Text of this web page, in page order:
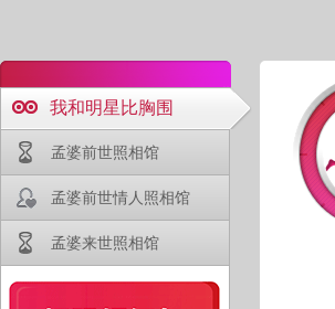
我和明星比胸围
孟婆前世照相馆
孟婆前世情人照相馆
孟婆来世照相馆